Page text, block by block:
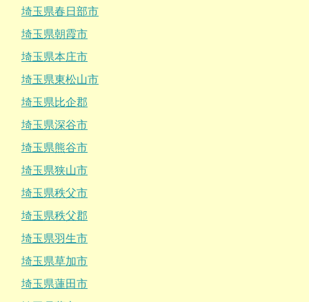
埼玉県春日部市
埼玉県朝霞市
埼玉県本庄市
埼玉県東松山市
埼玉県比企郡
埼玉県深谷市
埼玉県熊谷市
埼玉県狭山市
埼玉県秩父市
埼玉県秩父郡
埼玉県羽生市
埼玉県草加市
埼玉県蓮田市